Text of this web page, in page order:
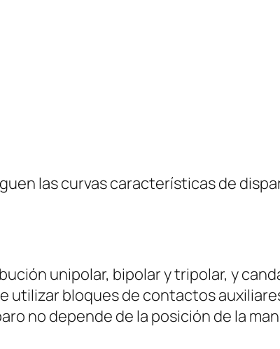
las curvas características de
unipolar, bipolar y tripolar, y
utilizar bloques de contactos
no depende de la posición de la